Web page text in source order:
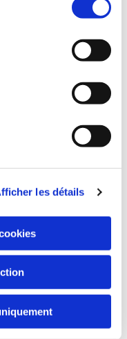
les détails
vous acceptez
concernant
aux fins